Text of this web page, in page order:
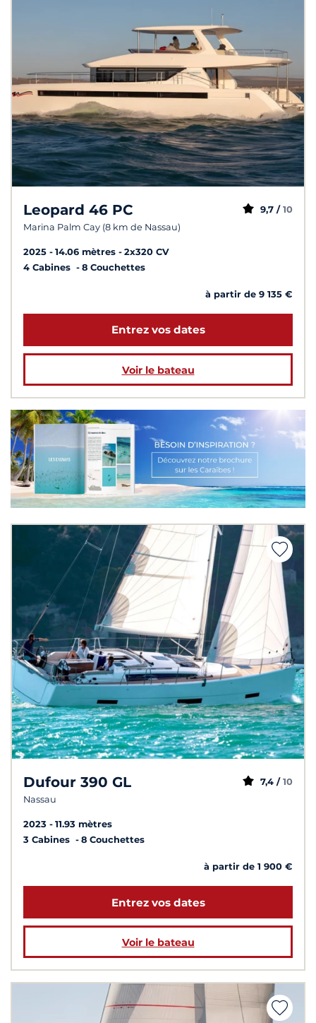
Leopard 46 PC
Marina Palm Cay (8 km de Nassau)
9,7 / 10
2025 14.06 mètres
2x320 CV
4 Cabines
8 Couchettes
à partir de 9 135 €
Entrez vos dates
Voir le bateau
Dufour 390 GL
Nassau
7,4 / 10
2023
11.93 mètres
3 Cabines
8 Couchettes
à partir de 1 900 €
Entrez vos dates
Voir le bateau